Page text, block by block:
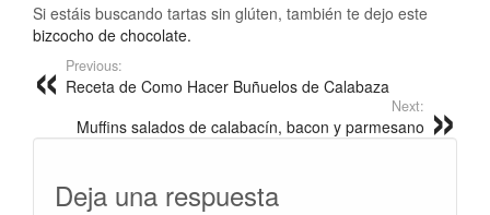
Si estáis buscando tartas sin glúten, también te dejo este
bizcocho de chocolate.
Previous:
Receta de Como Hacer Buñuelos de Calabaza
Next:
Muffins salados de calabacín, bacon y parmesano
Deja una respuesta